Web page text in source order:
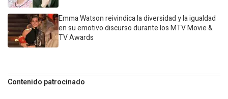
Emma Watson reivindica la diversidad y la igualdad
en su emotivo discurso durante los MTV Movie &
TV Awards
Contenido patrocinado